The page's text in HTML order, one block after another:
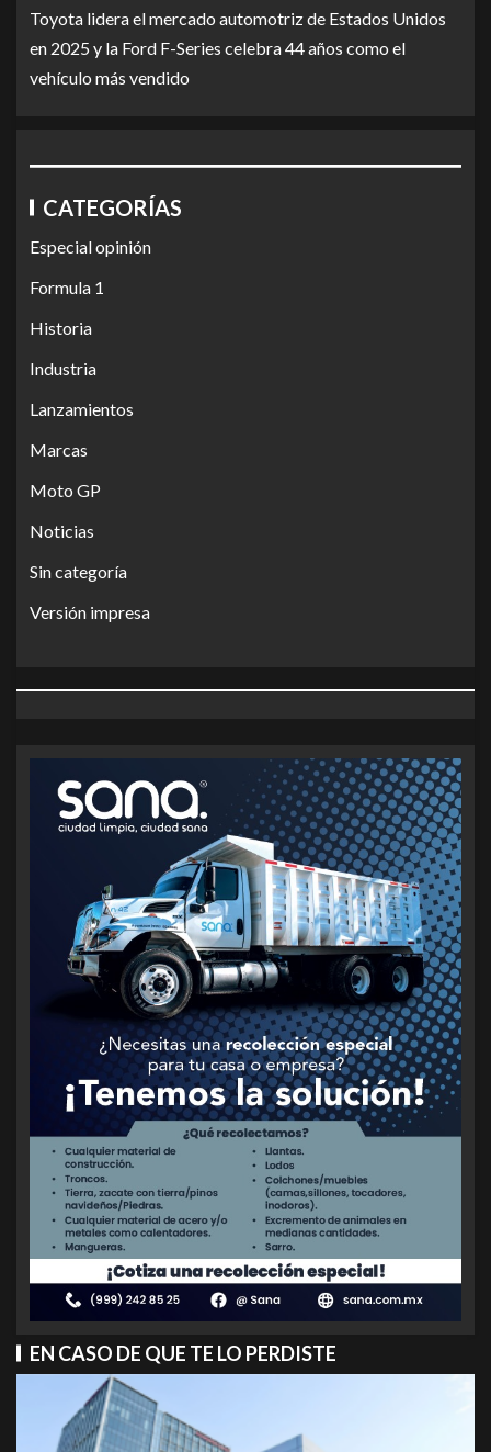
Toyota lidera el mercado automotriz de Estados Unidos
en 2025 y la Ford F-Series celebra 44 años como el
vehículo más vendido
CATEGORÍAS
Especial opinión
Formula 1
Historia
Industria
Lanzamientos
Marcas
Moto GP
Noticias
Sin categoría
Versión impresa
EN CASO DE QUE TE LO PERDISTE